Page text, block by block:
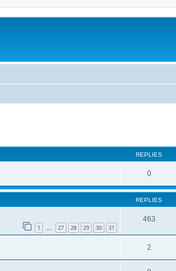
REPLIES
0
REPLIES
1 … 27 28 29 30 31
463
2